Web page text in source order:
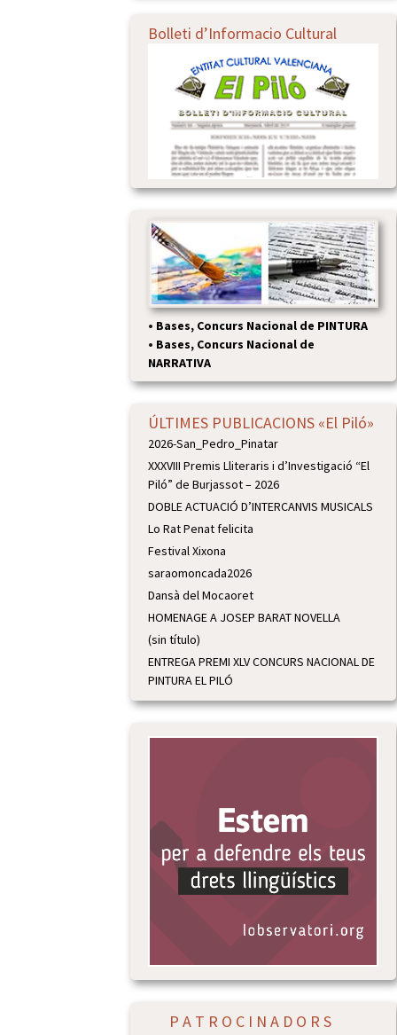
Bolleti d’Informacio Cultural
• Bases, Concurs Nacional de PINTURA
• Bases, Concurs Nacional de
NARRATIVA
ÚLTIMES PUBLICACIONS «El Piló»
2026-San_Pedro_Pinatar
XXXVIII Premis Lliteraris i d’Investigació “El
Piló” de Burjassot – 2026
DOBLE ACTUACIÓ D’INTERCANVIS MUSICALS
Lo Rat Penat felicita
Festival Xixona
saraomoncada2026
Dansà del Mocaoret
HOMENAGE A JOSEP BARAT NOVELLA
(sin título)
ENTREGA PREMI XLV CONCURS NACIONAL DE
PINTURA EL PILÓ
P A T R O C I N A D O R S